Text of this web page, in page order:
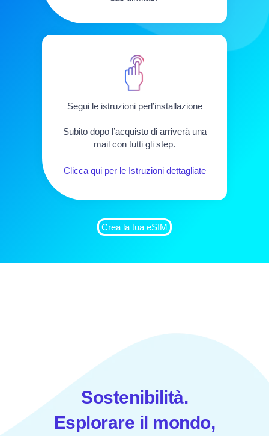
Segui le istruzioni perl’installazione
Subito dopo l’acquisto di arriverà una
mail con tutti gli step.
Clicca qui per le Istruzioni dettagliate
Crea la tua eSIM
Sostenibilità.
Esplorare il mondo,